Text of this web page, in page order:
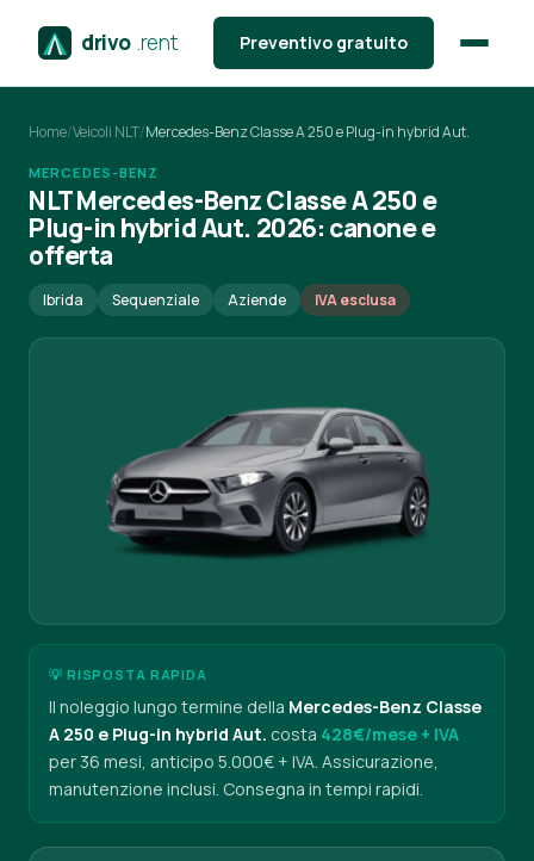
drivo .rent Preventivo gratuito
Home/Veicoli NLT/Mercedes-Benz Classe A 250 e Plug-in hybrid Aut.
MERCEDES-BENZ
NLT Mercedes-Benz Classe A 250 e
Plug-in hybrid Aut. 2026: canone e
offerta
Ibrida Sequenziale Aziende IVA esclusa
💡 RISPOSTA RAPIDA
Il noleggio lungo termine della Mercedes-Benz Classe
A 250 e Plug-in hybrid Aut. costa 428€/mese + IVA
per 36 mesi, anticipo 5.000€ + IVA. Assicurazione,
manutenzione inclusi. Consegna in tempi rapidi.